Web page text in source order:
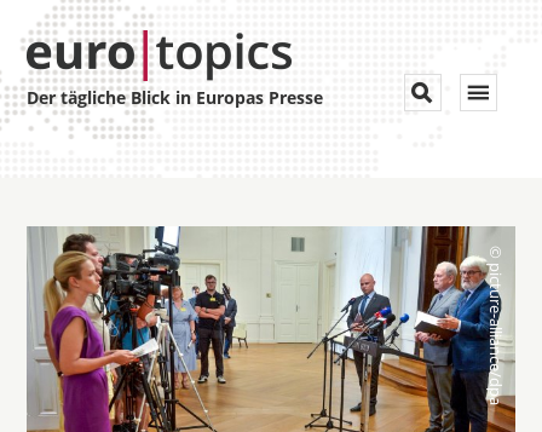
Der tägliche Blick in Europas Presse Toggle

